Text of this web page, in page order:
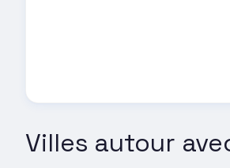
Villes autour